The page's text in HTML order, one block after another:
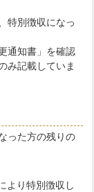
特別徴収になっ
通知書」を確認
み記載していま
った方の残りの
より特別徴収し